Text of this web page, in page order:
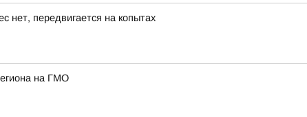
нет, передвигается на копытах
на ГМО